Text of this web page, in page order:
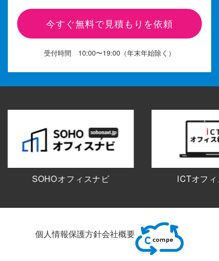
今すぐ無料で見積もりを依頼
受付時間 10:00〜19:00（年末年始除く）
SOHOオフィスナビ ICTオフ
個人情報保護方針会社概要